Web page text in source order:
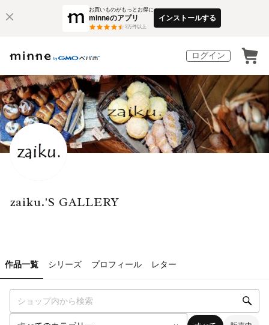
お買いものがもっとお得に
minneのアプリ
3万件以上
インストールする
ログイン
zaiku.'S GALLERY
作品一覧 シリーズ プロフィール レター